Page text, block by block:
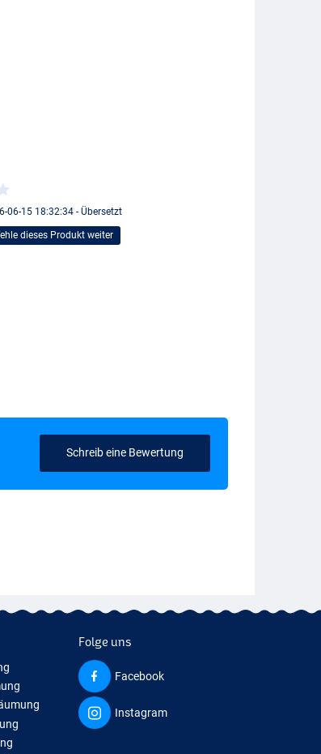
06-15 18:32:34 - Übersetzt
dieses Produkt weiter
Schreib eine Bewertung
Folge uns
Facebook
Instagram